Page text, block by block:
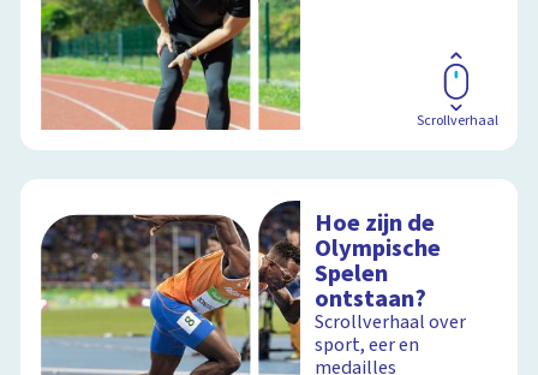
Scrollverhaal
Hoe zijn de
Olympische
Spelen
ontstaan?
Scrollverhaal over
sport, eer en
medailles